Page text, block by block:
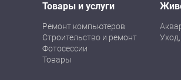
Товары и услуги
Ремонт компьютеров
Строительство и ремонт
Фотосессии
Товары